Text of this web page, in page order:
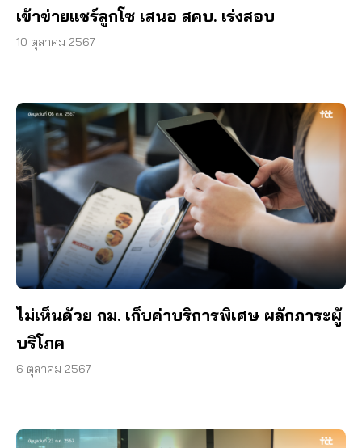
เข้าข่ายแชร์ลูกโซ เสนอ สคบ. เร่งสอบ
10 ตุลาคม 2567
ไม่เห็นด้วย กม. เก็บค่าบริการพิเศษ ผลักภาระผู้
บริโภค
6 ตุลาคม 2567